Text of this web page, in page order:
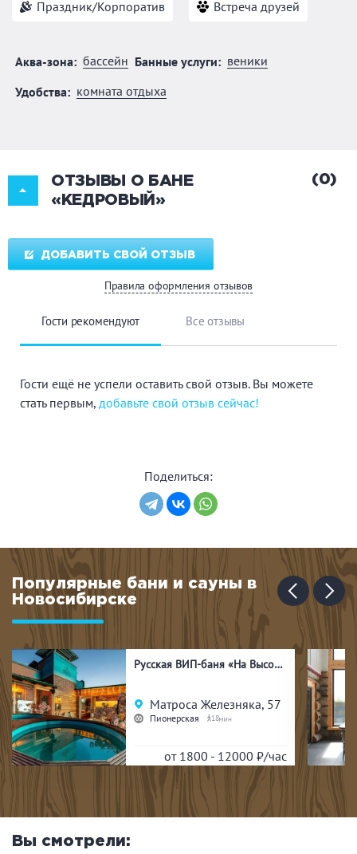
Праздник/Корпоратив Встреча друзей
Аква-зона: бассейн Банные услуги: веники
Удобства: комната отдыха
ОТЗЫВЫ О БАНЕ
«КЕДРОВЫЙ»
(0)
ДОБАВИТЬ СВОЙ ОТЗЫВ
Правила оформления отзывов
Гости рекомендуют Все отзывы
Гости ещё не успели оставить свой отзыв. Вы можете
стать первым, добавьте свой отзыв сейчас!
Поделиться:
Популярные бани и сауны в
Новосибирске
Русская ВИП-баня «На Высоте»
Матроса Железняка, 57
Пионерская 18
от 1800 - 12000 ₽/час
Вы смотрели: